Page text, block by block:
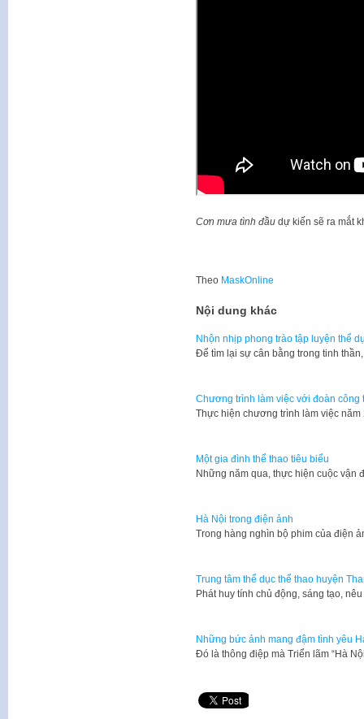
Cơn mưa tình đầudự kiến sẽ ra mắt
Theo MaskOnline
Nội dung khác
Nhộn nhịp phong trào tập luyện thể
Để tìm lại sự cân bằng trong tinh
Chương trình làm việc với đoàn công
​Thực hiện chương trình làm việc
Một gia đình thể thao tiêu biểu
Những năm qua, thực hiện cuộc vận
Hà Nội trong điện ảnh
​Trong hàng nghìn bộ phim của điện
Trung tâm thể dục thể thao huyện
Phát huy tính chủ động, sáng tạo,
Những bức ảnh mang đậm tình yêu
Đó là thông điệp mà Triển lãm “Hà